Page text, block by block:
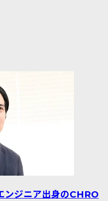
ンジニア出身のCHRO